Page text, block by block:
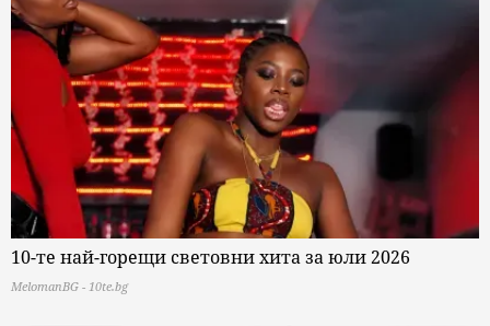
10-те най-горещи световни хита за юли 2026
MelomanBG - 10te.bg